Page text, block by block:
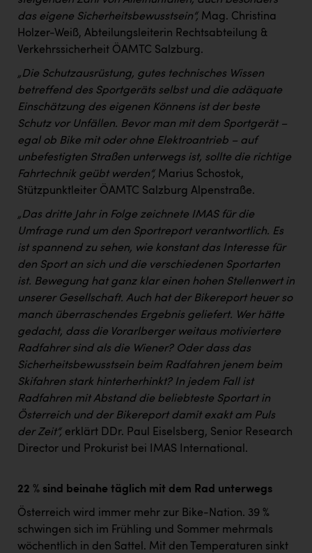
das eigene Sicherheitsbewusstsein“, Mag. Christina
Holzer-Weiß, Abteilungsleiterin Rechtsabteilung &
Verkehrssicherheit ÖAMTC Salzburg.
„Die Schutzausrüstung, gutes technisches Wissen
betreffend des Sportgeräts selbst und die adäquate
Einschätzung des eigenen Könnens ist der beste
Schutz vor Unfällen. Bevor man mit dem Sportgerät –
egal ob Bike mit oder ohne Elektroantrieb – auf
unbefestigten Straßen unterwegs ist, sollte die richtige
Fahrtechnik geübt werden“, Marius Schostok,
Stützpunktleiter ÖAMTC Salzburg Alpenstraße.
„Das dritte Jahr in Folge zeichnete IMAS für die
Umfrage rund um den Sportreport verantwortlich. Es
ist spannend zu sehen, wie konstant das Interesse für
den Sport an sich und die verschiedenen Sportarten
ist. Bewegung hat ganz klar einen hohen Stellenwert in
unserer Gesellschaft. Auch hat der Bikereport heuer so
manch überraschendes Ergebnis geliefert. Wer hätte
gedacht, dass die Vorarlberger weitaus motiviertere
Radfahrer sind als die Wiener? Oder dass das
Sicherheitsbewusstsein beim Radfahren jenem beim
Skifahren stark hinterherhinkt? In jedem Fall ist
Radfahren mit Abstand die beliebteste Sportart in
Österreich und der Bikereport damit exakt am Puls
der Zeit“, erklärt DDr. Paul Eiselsberg, Senior Research
Director und Prokurist bei IMAS International.
22 % sind beinahe täglich mit dem Rad unterwegs
Österreich wird immer mehr zur Bike-Nation. 39 %
schwingen sich im Frühling und Sommer mehrmals
wöchentlich in den Sattel. Mit den Temperaturen sinkt